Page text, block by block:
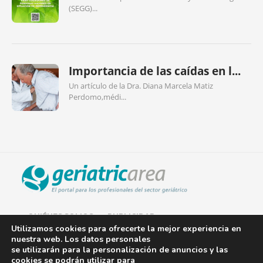
(SEGG)...
Importancia de las caídas en l...
Un artículo de la Dra. Diana Marcela Matiz
Perdomo,médi...
QUIÉNES SOMOS PUBLICIDAD
AVISO LEGAL
Utilizamos cookies para ofrecerte la mejor experiencia en
nuestra web. Los datos personales
se utilizarán para la personalización de anuncios y las
cookies se podrán utilizar para